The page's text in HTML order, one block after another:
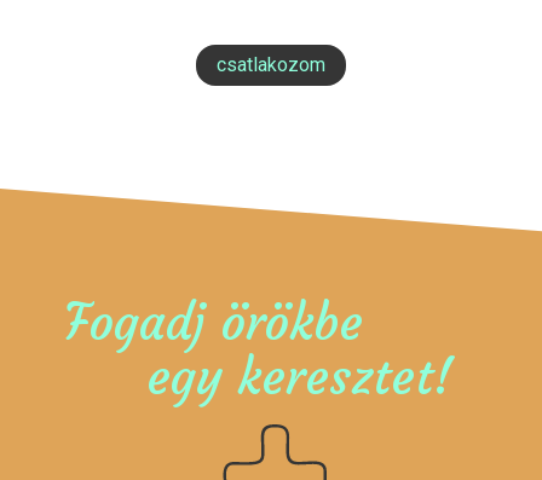
csatlakozom
Fogadj örökbe
egy keresztet!